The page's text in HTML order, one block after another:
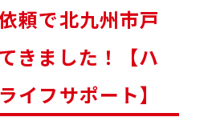
頼で北九州市戸
きました！【ハ
イフサポート】